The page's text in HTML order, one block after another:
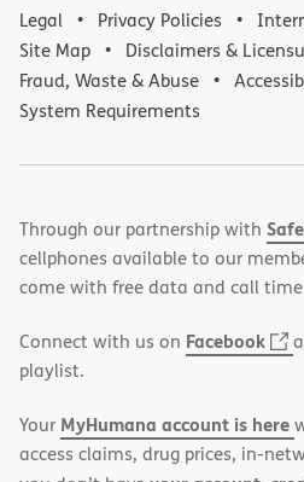
Legal Privacy Policies
Site Map
Disclaimers &
Fraud, Waste & Abuse
System Requirements
Through our partnership with
cellphones available to our
come with free data and call
Connect with us on Facebook
playlist.
Your MyHumana account is here
access claims, drug prices, in-